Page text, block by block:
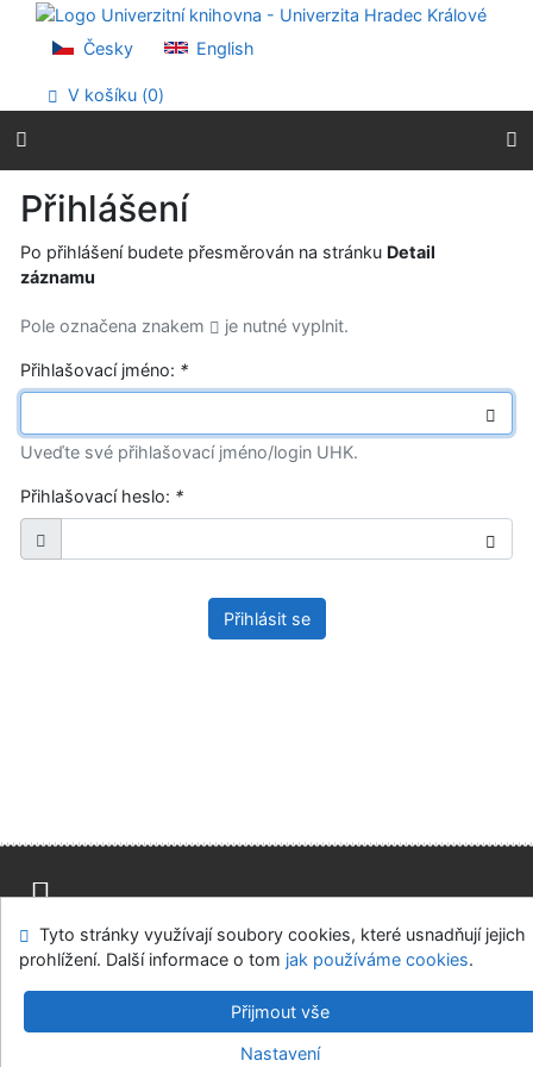
Přejít na obsah
Přejít na menu
Prohlášení o webové přístupnosti
Česky English
V košíku (0)
Přihlášení
Po přihlášení budete přesměrován na stránku Detail
záznamu
Pole označena znakem je nutné vyplnit.
Přihlašovací jméno: *
Uveďte své přihlašovací jméno/login UHK.
Přihlašovací heslo: *
Přihlásit se
Mapa stránek Přístupnost
Soukromí
Modul OpenSearch
Napište nám Nastavení cookies
Univerzitní knihovna - Univerzita Hradec Králové
v.4.8.63a-Cosmotron Bohemia, s.r.o.
Tyto stránky využívají soubory cookies, které usnadňují jejich
prohlížení. Další informace o tom jak používáme cookies.
Přijmout vše
Nastavení